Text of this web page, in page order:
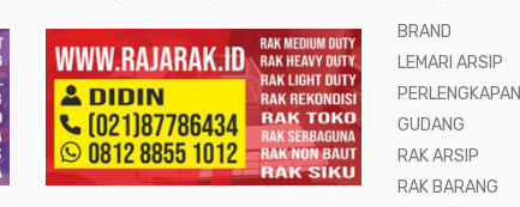
BRAND
LEMARI ARSIP
PERLENGKAPAN
GUDANG
RAK ARSIP
RAK BARANG